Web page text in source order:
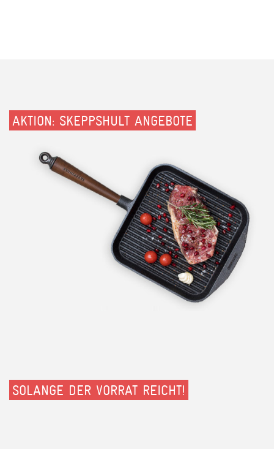
AKTION: SKEPPSHULT ANGEBOTE
SOLANGE DER VORRAT REICHT!